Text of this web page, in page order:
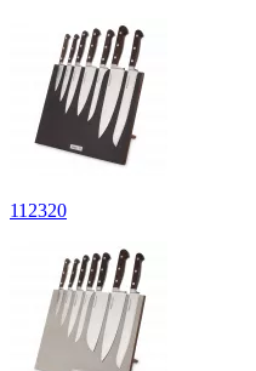
112320